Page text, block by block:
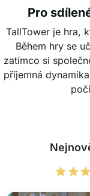
Pro
TallTower je hra,
Během hry se
zatímco si
příjemná